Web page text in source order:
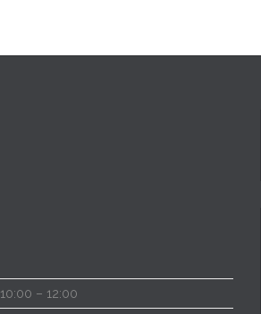
10:00 – 12:00